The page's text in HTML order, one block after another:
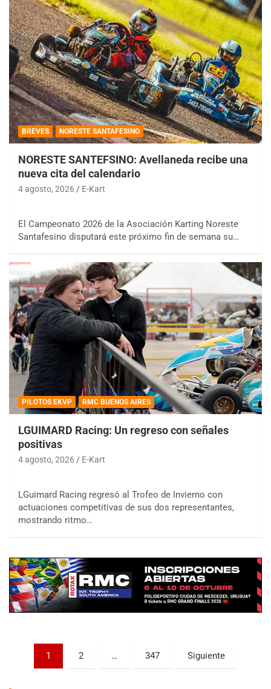
BREVES NORESTE SANTAFESINO
NORESTE SANTEFSINO: Avellaneda recibe una
nueva cita del calendario
4 agosto, 2026 E-Kart
El Campeonato 2026 de la Asociación Karting Noreste
Santafesino disputará este próximo fin de semana su…
PILOTOS EKVP RMC BUENOS AIRES
LGUIMARD Racing: Un regreso con señales
positivas
4 agosto, 2026 E-Kart
LGuimard Racing regresó al Trofeo de Invierno con
actuaciones competitivas de sus dos representantes,
mostrando ritmo…
Paginación
1 2 … 347 Siguiente
COBERTURA ESPECIAL DE E-KART.COM.AR
08/09-AGO
Baradero (Buenos Aires)
KDO - F6
Ciudad de Trenque Lauquen (Asfalto)
Trenque Lauquen (Buenos Aires)
Parque de la Velocidad (Asfalto)
Villaguay (Entre Ríos)